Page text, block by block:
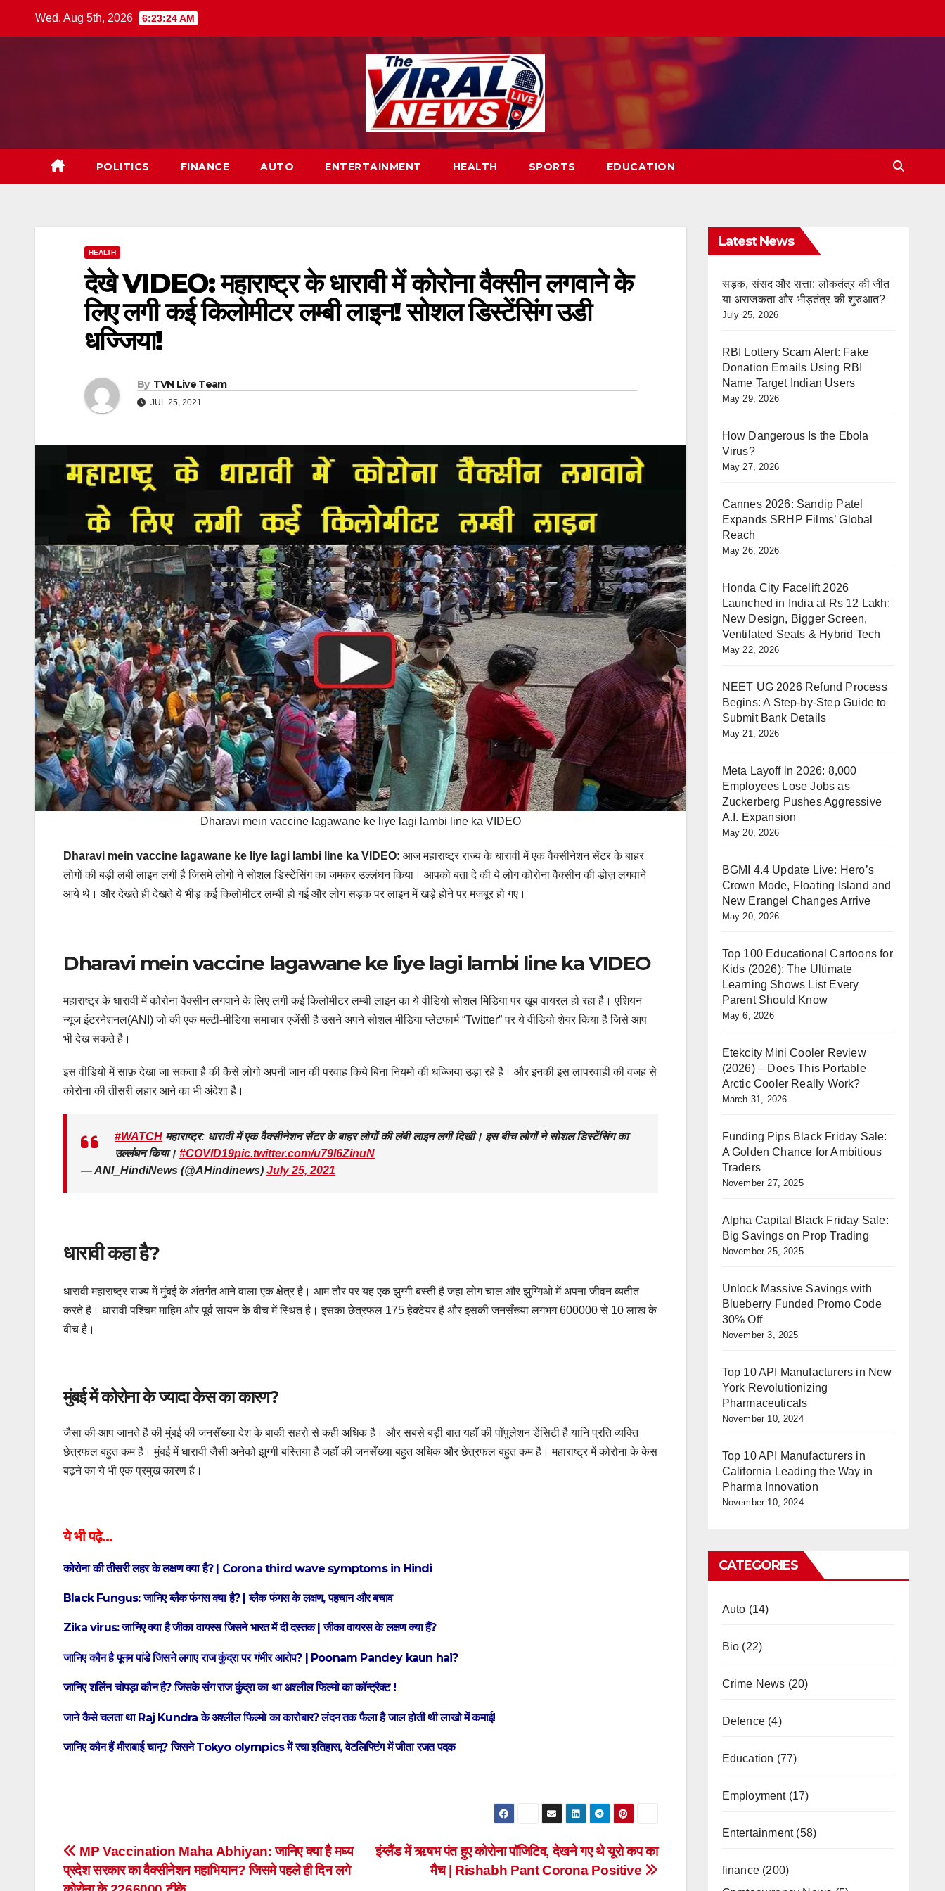
Wed. Aug 5th, 2026 6:23:25 AM
POLITICS FINANCE AUTO ENTERTAINMENT HEALTH SPORTS EDUCATION
HEALTH
देखे VIDEO: महाराष्ट्र के धारावी में कोरोना वैक्सीन लगवाने के
लिए लगी कई किलोमीटर लम्बी लाइन! सोशल डिस्टेंसिंग उडी
धज्जिया!
By TVN Live Team
JUL 25, 2021
Dharavi mein vaccine lagawane ke liye lagi lambi line ka VIDEO
Dharavi mein vaccine lagawane ke liye lagi lambi line ka VIDEO: आज महाराष्ट्र राज्य के धारावी में एक वैक्सीनेशन सेंटर के बाहर
लोगों की बड़ी लंबी लाइन लगी है जिसमे लोगों ने सोशल डिस्टेंसिंग का जमकर उल्लंघन किया। आपको बता दे की ये लोग कोरोना वैक्सीन की डोज़ लगवाने
आये थे। और देखते ही देखते ये भीड़ कई किलोमीटर लम्बी हो गई और लोग सड़क पर लाइन में खड़े होने पर मजबूर हो गए।
Dharavi mein vaccine lagawane ke liye lagi lambi line ka VIDEO
महाराष्ट्र के धारावी में कोरोना वैक्सीन लगवाने के लिए लगी कई किलोमीटर लम्बी लाइन का ये वीडियो सोशल मिडिया पर खूब वायरल हो रहा है। एशियन
न्यूज इंटरनेशनल(ANI) जो की एक मल्टी-मीडिया समाचार एजेंसी है उसने अपने सोशल मीडिया प्लेटफार्म “Twitter” पर ये वीडियो शेयर किया है जिसे आप
भी देख सकते है।
इस वीडियो में साफ़ देखा जा सकता है की कैसे लोगो अपनी जान की परवाह किये बिना नियमो की धज्जिया उड़ा रहे है। और इनकी इस लापरवाही की वजह से
कोरोना की तीसरी लहार आने का भी अंदेशा है।
#WATCH महाराष्ट्र: धारावी में एक वैक्सीनेशन सेंटर के बाहर लोगों की लंबी लाइन लगी दिखी। इस बीच लोगों ने सोशल डिस्टेंसिंग का
उल्लंघन किया। #COVID19pic.twitter.com/u79I6ZinuN
— ANI_HindiNews (@AHindinews) July 25, 2021
धारावी कहा है?
धारावी महाराष्ट्र राज्य में मुंबई के अंतर्गत आने वाला एक क्षेत्र है। आम तौर पर यह एक झुग्गी बस्ती है जहा लोग चाल और झुग्गिओ में अपना जीवन व्यतीत
करते है। धारावी पश्चिम माहिम और पूर्व सायन के बीच में स्थित है। इसका छेत्रफल 175 हेक्टेयर है और इसकी जनसँख्या लगभग 600000 से 10 लाख के
बीच है।
मुंबई में कोरोना के ज्यादा केस का कारण?
जैसा की आप जानते है की मुंबई की जनसँख्या देश के बाकी सहरो से कही अधिक है। और सबसे बड़ी बात यहाँ की पॉपुलेशन डेंसिटी है यानि प्रति व्यक्ति
छेत्रफल बहुत कम है। मुंबई में धारावी जैसी अनेको झुग्गी बस्तिया है जहाँ की जनसँख्या बहुत अधिक और छेत्रफल बहुत कम है। महाराष्ट्र में कोरोना के केस
बढ़ने का ये भी एक प्रमुख कारण है।
ये भी पढ़े…
कोरोना की तीसरी लहर के लक्षण क्या है? | Corona third wave symptoms in Hindi
Black Fungus: जानिए ब्लैक फंगस क्या है? | ब्लैक फंगस के लक्षण, पहचान और बचाव
Zika virus: जानिए क्या है जीका वायरस जिसने भारत में दी दस्तक | जीका वायरस के लक्षण क्या हैं?
जानिए कौन है पूनम पांडे जिसने लगाए राज कुंद्रा पर गंभीर आरोप? | Poonam Pandey kaun hai?
जानिए शर्लिन चोपड़ा कौन है? जिसके संग राज कुंद्रा का था अश्लील फिल्मो का कॉन्ट्रैक्ट !
जाने कैसे चलता था Raj Kundra के अश्लील फिल्मो का कारोबार? लंदन तक फैला है जाल होती थी लाखो में कमाई!
जानिए कौन हैं मीराबाई चानू? जिसने Tokyo olympics में रचा इतिहास, वेटलिफ्टिंग में जीता रजत पदक
Post
navigation
इंग्लैंड में ऋषभ पंत हुए कोरोना पॉजिटिव, देखने गए थे यूरो कप का
मैच | Rishabh Pant Corona Positive
MP Vaccination Maha Abhiyan: जानिए क्या है मध्य
प्रदेश सरकार का वैक्सीनेशन महाभियान? जिसमे पहले ही दिन लगे
Latest News
सड़क, संसद और सत्ता: लोकतंत्र की जीत
या अराजकता और भीड़तंत्र की शुरुआत?
July 25, 2026
RBI Lottery Scam Alert: Fake
Donation Emails Using RBI
Name Target Indian Users
May 29, 2026
How Dangerous Is the Ebola
Virus?
May 27, 2026
Cannes 2026: Sandip Patel
Expands SRHP Films’ Global
Reach
May 26, 2026
Honda City Facelift 2026
Launched in India at Rs 12 Lakh:
New Design, Bigger Screen,
Ventilated Seats & Hybrid Tech
May 22, 2026
NEET UG 2026 Refund Process
Begins: A Step-by-Step Guide to
Submit Bank Details
May 21, 2026
Meta Layoff in 2026: 8,000
Employees Lose Jobs as
Zuckerberg Pushes Aggressive
A.I. Expansion
May 20, 2026
BGMI 4.4 Update Live: Hero’s
Crown Mode, Floating Island and
New Erangel Changes Arrive
May 20, 2026
Top 100 Educational Cartoons for
Kids (2026): The Ultimate
Learning Shows List Every
Parent Should Know
May 6, 2026
Etekcity Mini Cooler Review
(2026) – Does This Portable
Arctic Cooler Really Work?
March 31, 2026
Funding Pips Black Friday Sale:
A Golden Chance for Ambitious
Traders
November 27, 2025
Alpha Capital Black Friday Sale:
Big Savings on Prop Trading
November 25, 2025
Unlock Massive Savings with
Blueberry Funded Promo Code
30% Off
November 3, 2025
Top 10 API Manufacturers in New
York Revolutionizing
Pharmaceuticals
November 10, 2024
Top 10 API Manufacturers in
California Leading the Way in
Pharma Innovation
November 10, 2024
CATEGORIES
Auto (14)
Bio (22)
Crime News (20)
Defence(4)
Education (77)
Employment(17)
Entertainment(58)
finance(200)